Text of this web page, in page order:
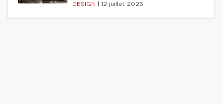
DESIGN 12 juillet 2026